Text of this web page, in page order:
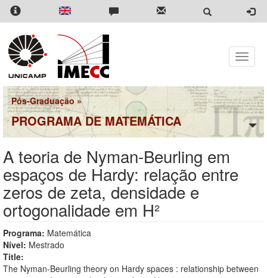
Pular
para
conteúdo
principal
Toggle
Pós-Graduação »
PROGRAMA DE MATEMÁTICA
A teoria de Nyman-Beurling em
espaços de Hardy: relação entre
zeros de zeta, densidade e
ortogonalidade em H²
Programa: Matemática
Nível: Mestrado
Title:
The Nyman-Beurling theory on Hardy spaces : relationship between